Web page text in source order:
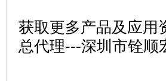
获取更多产品及应用
总代理---深圳市铨顺